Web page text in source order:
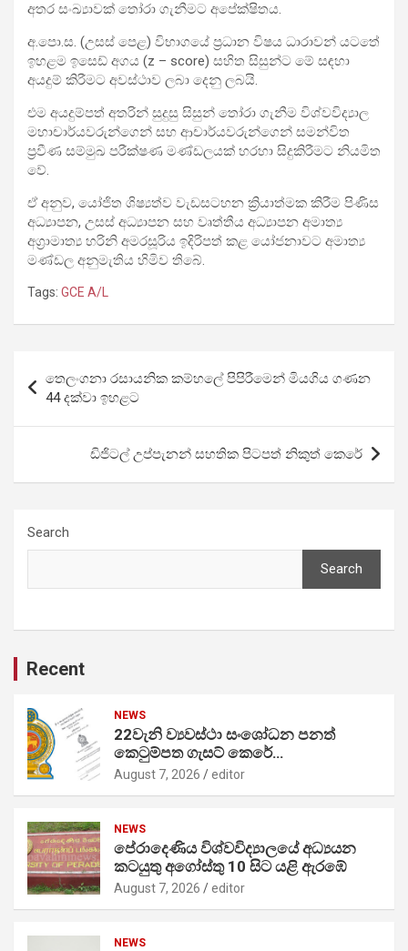
අතර සංඛ්‍යාවක් තෝරා ගැනීමට අපේක්ෂිතය.
අ.පො.ස. (උසස් පෙළ) විභාගයේ ප්‍රධාන විෂය ධාරාවන් යටතේ
ඉහළම ඉසෙඩ් අගය (z – score) සහිත සිසුන්ට මේ සඳහා
අයදුම් කිරීමට අවස්ථාව ලබා දෙනු ලබයි.
එම අයදුම්පත් අතරින් සුදුසු සිසුන් තෝරා ගැනීම විශ්වවිද්‍යාල
මහාචාර්යවරුන්ගෙන් සහ ආචාර්යවරුන්ගෙන් සමන්විත
ප්‍රවීණ සම්මුඛ පරීක්ෂණ මණ්ඩලයක් හරහා සිදුකිරීමට නියමිත
වේ.
ඒ අනුව, යෝජිත ශිෂ්‍යත්ව වැඩසටහන ක්‍රියාත්මක කිරීම පිණිස
අධ්‍යාපන, උසස් අධ්‍යාපන සහ වෘත්තීය අධ්‍යාපන අමාත්‍ය
අග්‍රාමාත්‍ය හරිනි අමරසූරිය ඉදිරිපත් කළ යෝජනාවට අමාත්‍ය
මණ්ඩල අනුමැතිය හිමිව තිබේ.
Tags: GCE A/L
navigation
තෙලං­ගනා රසා­ය­නික කම්හලේ පිපි­රී­මෙන් මියගිය ගණන
44 දක්වා ඉහ­ළට
ඩිජිටල් උප්පැනන් සහතික පිටපත් නිකුත් කෙරේ
Search
Search
Recent
NEWS
22වැනි ව්‍යවස්ථා සංශෝධන පනත්
කෙටුම්පත ගැසට් කෙරේ…
August 7, 2026 editor
NEWS
පේරාදෙණිය විශ්වවිද්‍යාලයේ අධ්‍යයන
කටයුතු අගෝස්තු 10 සිට යළි ඇරඹේ
August 7, 2026 editor
NEWS